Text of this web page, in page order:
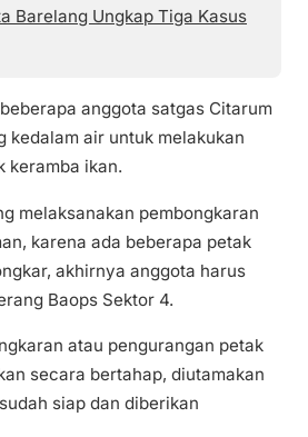
Barelang Ungkap Tiga Kasus
anggota satgas Citarum
kedalam air untuk melakukan
keramba ikan.
melaksanakan pembongkaran
karena ada beberapa petak
akhirnya anggota harus
Baops Sektor 4.
atau pengurangan petak
secara bertahap, diutamakan
siap dan diberikan